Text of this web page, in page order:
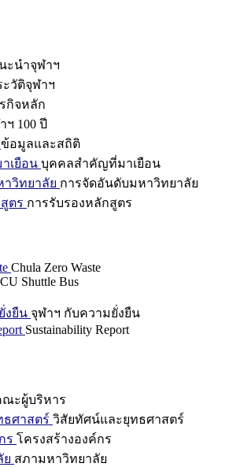
ะนำจุฬาฯ
ะวัติจุฬาฯ
กิจหลัก
ฯ 100 ปี
ข้อมูลและสถิติ
เยือน บุคคลสำคัญที่มาเยือน
วิทยาลัย การจัดอันดับมหาวิทยาลัย
ตร การรับรองหลักสูตร
Chula Zero Waste
CU Shuttle Bus
งยืน จุฬาฯ กับความยั่งยืน
Sustainability Report
ณะผู้บริหาร
ศาสตร์ วิสัยทัศน์และยุทธศาสตร์
ร โครงสร้างองค์กร
ย สภามหาวิทยาลัย